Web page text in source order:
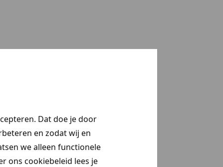
Dat doe je door
en zodat wij en
we alleen functionele
ons cookiebeleid lees je